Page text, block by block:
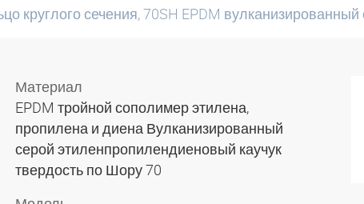
круглого сечения, 70SH EPDM вулканизированный
Материал
EPDM тройной сополимер этилена,
пропилена и диена Вулканизированный
серой этиленпропилендиеновый каучук
твердость по Шору 70